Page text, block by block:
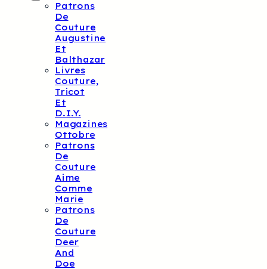
Patrons
De
Couture
Augustine
Et
Balthazar
Livres
Couture,
Tricot
Et
D.I.Y.
Magazines
Ottobre
Patrons
De
Couture
Aime
Comme
Marie
Patrons
De
Couture
Deer
And
Doe